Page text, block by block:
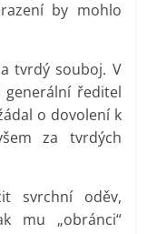
by mohlo
tvrdý souboj. V
generální ředitel
o dovolení k
za tvrdých
svrchní oděv,
mu „obránci“